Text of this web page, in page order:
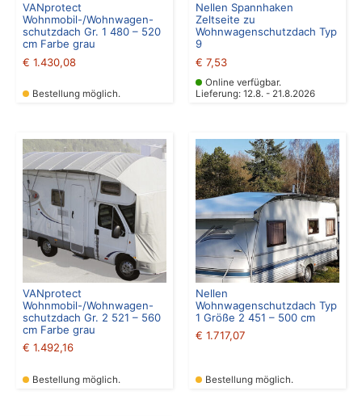
VANprotect
Wohnmobil-/Wohnwagen-
schutzdach Gr. 1 480 – 520
cm Farbe grau
€ 1.430,08
Bestellung möglich.
Nellen Spannhaken
Zeltseite zu
Wohnwagenschutzdach Typ
9
€ 7,53
Online verfügbar.
Lieferung: 12.8. - 21.8.2026
VANprotect
Wohnmobil-/Wohnwagen-
schutzdach Gr. 2 521 – 560
cm Farbe grau
€ 1.492,16
Bestellung möglich.
Nellen
Wohnwagenschutzdach Typ
1 Größe 2 451 – 500 cm
€ 1.717,07
Bestellung möglich.